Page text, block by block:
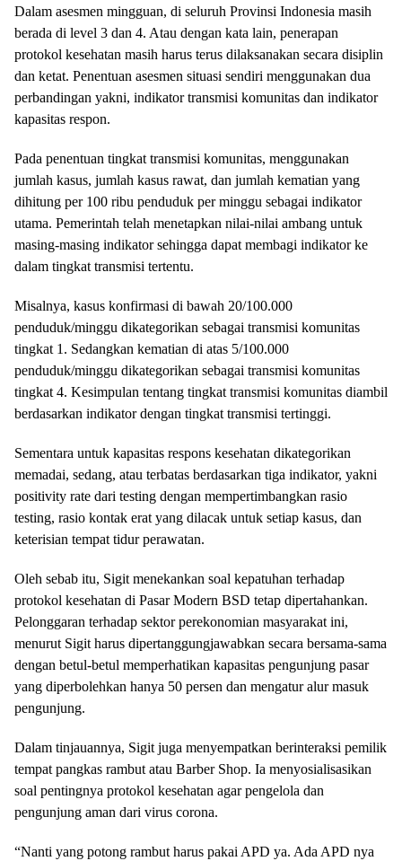
Dalam asesmen mingguan, di seluruh Provinsi Indonesia masih
berada di level 3 dan 4. Atau dengan kata lain, penerapan
protokol kesehatan masih harus terus dilaksanakan secara disiplin
dan ketat. Penentuan asesmen situasi sendiri menggunakan dua
perbandingan yakni, indikator transmisi komunitas dan indikator
kapasitas respon.
Pada penentuan tingkat transmisi komunitas, menggunakan
jumlah kasus, jumlah kasus rawat, dan jumlah kematian yang
dihitung per 100 ribu penduduk per minggu sebagai indikator
utama. Pemerintah telah menetapkan nilai-nilai ambang untuk
masing-masing indikator sehingga dapat membagi indikator ke
dalam tingkat transmisi tertentu.
Misalnya, kasus konfirmasi di bawah 20/100.000
penduduk/minggu dikategorikan sebagai transmisi komunitas
tingkat 1. Sedangkan kematian di atas 5/100.000
penduduk/minggu dikategorikan sebagai transmisi komunitas
tingkat 4. Kesimpulan tentang tingkat transmisi komunitas diambil
berdasarkan indikator dengan tingkat transmisi tertinggi.
Sementara untuk kapasitas respons kesehatan dikategorikan
memadai, sedang, atau terbatas berdasarkan tiga indikator, yakni
positivity rate dari testing dengan mempertimbangkan rasio
testing, rasio kontak erat yang dilacak untuk setiap kasus, dan
keterisian tempat tidur perawatan.
Oleh sebab itu, Sigit menekankan soal kepatuhan terhadap
protokol kesehatan di Pasar Modern BSD tetap dipertahankan.
Pelonggaran terhadap sektor perekonomian masyarakat ini,
menurut Sigit harus dipertanggungjawabkan secara bersama-sama
dengan betul-betul memperhatikan kapasitas pengunjung pasar
yang diperbolehkan hanya 50 persen dan mengatur alur masuk
pengunjung.
Dalam tinjauannya, Sigit juga menyempatkan berinteraksi pemilik
tempat pangkas rambut atau Barber Shop. Ia menyosialisasikan
soal pentingnya protokol kesehatan agar pengelola dan
pengunjung aman dari virus corona.
“Nanti yang potong rambut harus pakai APD ya. Ada APD nya